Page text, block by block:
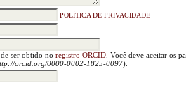
POLÍTICA DE PRIVACIDADE
ser obtido noregistro ORCID . Você deve aceitar os
orcid.org/0000-0002-1825-0097).